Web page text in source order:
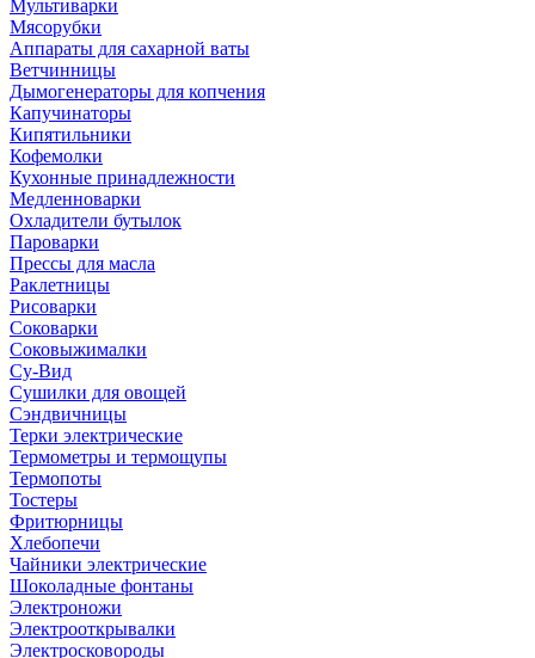
Мультиварки
Мясорубки
Аппараты для сахарной ваты
Ветчинницы
Дымогенераторы для копчения
Капучинаторы
Кипятильники
Кофемолки
Кухонные принадлежности
Медленноварки
Охладители бутылок
Пароварки
Прессы для масла
Раклетницы
Рисоварки
Соковарки
Соковыжималки
Су-Вид
Сушилки для овощей
Сэндвичницы
Терки электрические
Термометры и термощупы
Термопоты
Тостеры
Фритюрницы
Хлебопечи
Чайники электрические
Шоколадные фонтаны
Электроножи
Электрооткрывалки
Электросковороды